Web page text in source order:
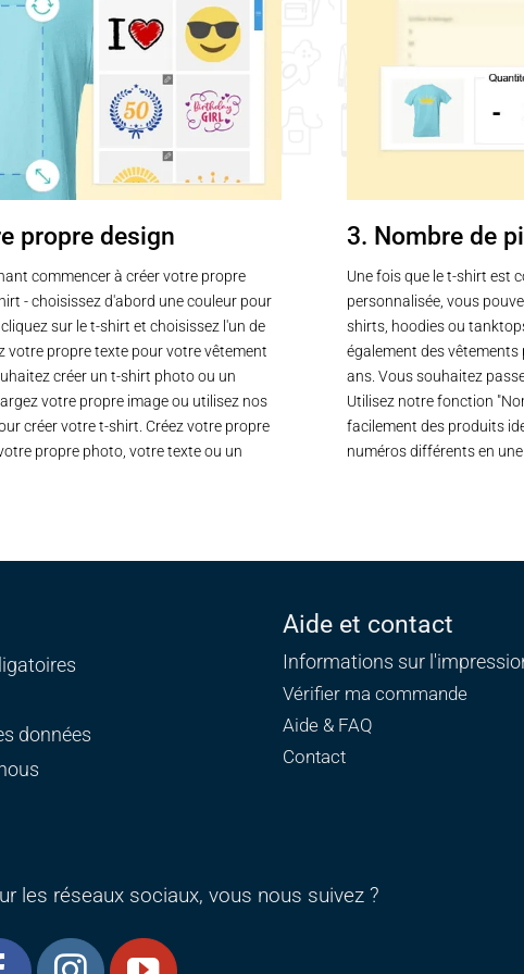
options
peuvent
être
choisies
sur
page
la
propre design
commencer à créer votre propre
- choisissez d'abord une couleur pour
sur le t-shirt et choisissez l'un de
votre propre texte pour votre vêtement
créer un t-shirt photo ou un
votre propre image ou utilisez nos
créer votre t-shirt. Créez votre propre
propre photo, votre texte ou un
3. Nombre de
Une fois que le t-shirt est
personnalisée, vous
shirts, hoodies ou
également des
ans. Vous souhaitez
Utilisez notre fonction
facilement des produits
numéros différents en
données
Aide et contact
Informations sur
Vérifier ma commande
Aide & FAQ
Contact
les réseaux sociaux, vous nous suivez ?